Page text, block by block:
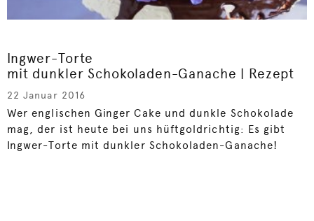
Ingwer-Torte
mit dunkler Schokoladen-Ganache | Rezept
22 Januar 2016
Wer englischen Ginger Cake und dunkle Schokolade
mag, der ist heute bei uns hüftgoldrichtig: Es gibt
Ingwer-Torte mit dunkler Schokoladen-Ganache!